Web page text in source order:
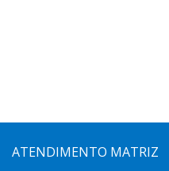
ATENDIMENTO MATRIZ